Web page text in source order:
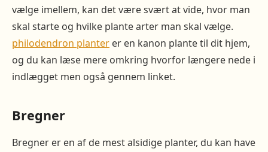
vælge imellem, kan det være svært at vide, hvor man
skal starte og hvilke plante arter man skal vælge.
philodendron planter er en kanon plante til dit hjem,
og du kan læse mere omkring hvorfor længere nede i
indlægget men også gennem linket.
Bregner
Bregner er en af de mest alsidige planter, du kan have